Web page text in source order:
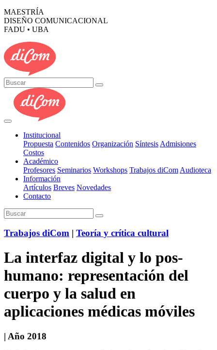
MAESTRÍA
DISEÑO COMUNICACIONAL
FADU • UBA
Institucional
Propuesta Contenidos Organización Síntesis Admisiones
Costos
Académico
Profesores Seminarios Workshops Trabajos diCom Audioteca
Información
Artículos Breves Novedades
Contacto
Trabajos diCom | Teoría y crítica cultural
La interfaz digital y lo pos-
humano: representación del
cuerpo y la salud en
aplicaciones médicas móviles
| Año 2018